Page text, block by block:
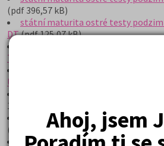
Ahoj, jsem
(pdf 396,57 kB)
státní maturita ostré testy podzim
DT(pdf 125,07 kB)
TEST
ÚLOHY
188,87 kB)
státní maturita ostré testy podzim
(pdf 395,05 kB)
státní maturita ostré testy podzim